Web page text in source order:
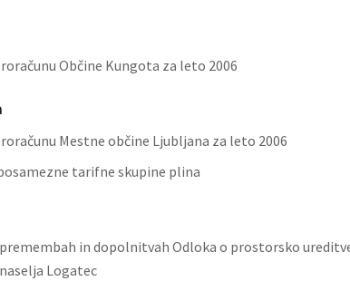
Občine Kungota za leto 2006
Mestne občine Ljubljana za leto 2006
tarifne skupine plina
in dopolnitvah Odloka o prostorsko
Logatec